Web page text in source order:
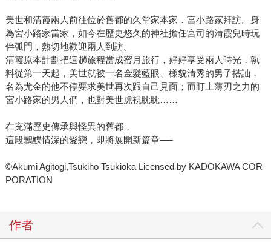
美世和清霞兩人前往位於舊都的久堂家本家．宮小路家拜訪。身
為宮小路家當家，如今在歷史悠久的神社擔任宮司的清霞兒時玩
伴弧門，熱切地歡迎兩人到訪。
清霞原本計劃把這趟旅程當成蜜月旅行，好好享受兩人時光，孰
料從第一天起，美世就被一名金髮藍眼、樣貌清秀的男子搭訕，
名為尤金的他不停要求美世再次跟自己見面；而盯上薄刃之力的
宮小路家的男人們，也對美世虎視眈眈……
在充滿歷史傳承與怪異的舊都，
這段鶼鰈情深的愛戀，即將展開新篇章──
©Akumi Agitogi,Tsukiho Tsukioka Licensed by KADOKAWA COR
PORATION
作者